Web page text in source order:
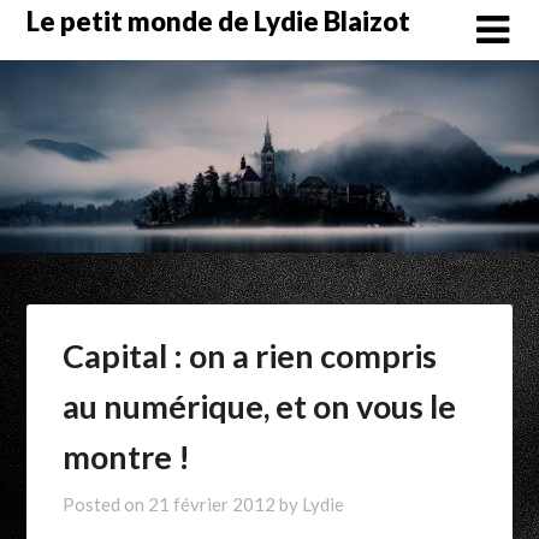
SkipLe petit monde de Lydie Blaizot
Capital : on a rien compris
au numérique, et on vous le
montre !
Posted on 21 février 2012 by Lydie